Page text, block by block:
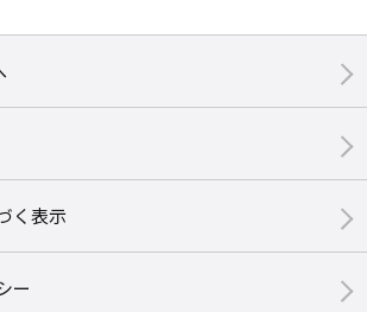
く表示
ー